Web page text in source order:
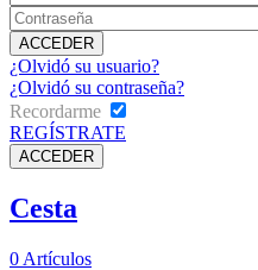
¿Olvidó su usuario?
¿Olvidó su contraseña?
Recordarme
REGÍSTRATE
Cesta
0 Artículos